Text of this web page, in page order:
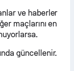
ve haberler
maçlarını en
güncellenir.